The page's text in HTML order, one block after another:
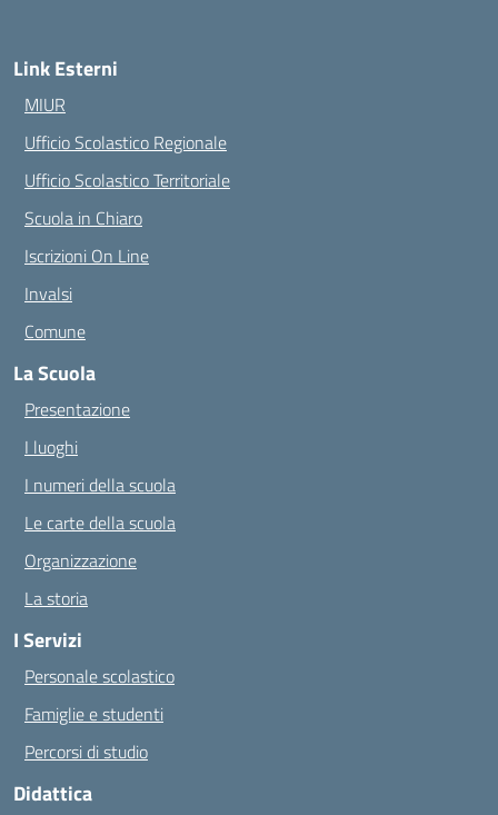
Link Esterni
MIUR
Ufficio Scolastico Regionale
Ufficio Scolastico Territoriale
Scuola in Chiaro
Iscrizioni On Line
Invalsi
Comune
La Scuola
Presentazione
I luoghi
I numeri della scuola
Le carte della scuola
Organizzazione
La storia
I Servizi
Personale scolastico
Famiglie e studenti
Percorsi di studio
Didattica